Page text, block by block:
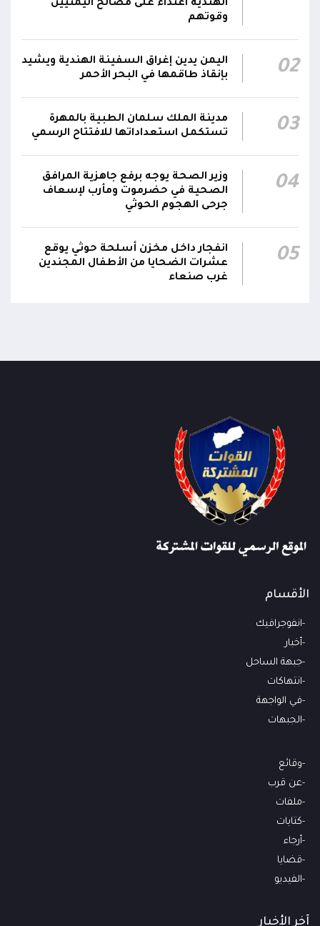
وثبات المقاتلين في مواقعهم
00:26
الفريق أول ركن طارق صالح يعزي في اتصالين
هاتفيين قائدي الفرقتين الأولى والثالثة طوارئ في
استشهاد عدد من الأبطال بالهجوم الحوثي الغادر
اللجنة الأمنية بحضرموت تدين هجوم مليشيا
الحوثي على القوات المسلحة وتؤكد استمرار
والاستقرار
23:05
جدد #المكتب_السياسي تمسكه بمواصلة النضال
واستعادة العاصمة صنعاء وإنهاء الانقلاب
الهندية اعتداء على مصالح اليمنيين
وقوتهم
02
اليمن يدين إغراق السفينة الهندية ويشيد
بإنقاذ طاقمها في البحر الأحمر
03
مدينة الملك سلمان الطبية بالمهرة
تستكمل استعداداتها للافتتاح الرسمي
04
وزير الصحة يوجه برفع جاهزية المرافق
الصحية في حضرموت ومأرب لإسعاف
جرحى الهجوم الحوثي
05
انفجار داخل مخزن أسلحة حوثي يوقع
عشرات الضحايا من الأطفال المجندين
غرب صنعاء
الأقسام
انفوجرافيك
أخبار
جبهة الساحل
انتهاكات
في الواجهة
الجبهات
وقائع
عن قرب
ملفات
كتابات
أرجاء
قضايا
الفيديو
آخر الأخبار